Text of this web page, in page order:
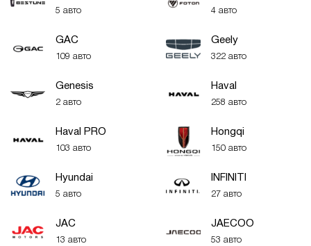
5 авто 4 авто
GAC
109 авто
Geely
322 авто
Genesis
2 авто
Haval
258 авто
Haval PRO
103 авто
Hongqi
150 авто
Hyundai
5 авто
INFINITI
27 авто
JAC
13 авто
JAECOO
53 авто